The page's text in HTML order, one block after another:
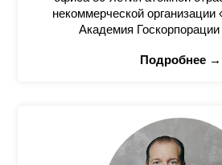
некоммерческой организации
Академия
Подробнее →